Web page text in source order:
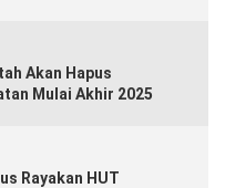
Akan Hapus
Mulai Akhir 2025
Rayakan HUT